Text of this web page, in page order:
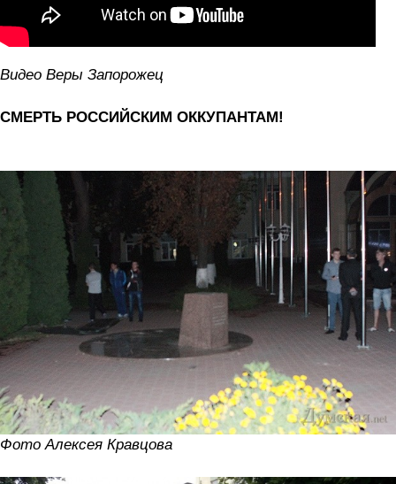
Видео Веры Запорожец
СМЕРТЬ РОССИЙСКИМ ОККУПАНТАМ!
Фото Алексея Кравцова